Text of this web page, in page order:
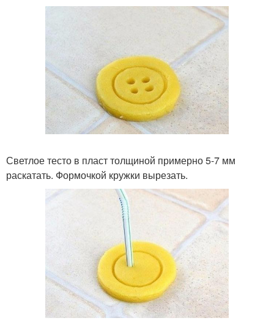
Светлое тесто в пласт толщиной примерно 5-7 мм
раскатать. Формочкой кружки вырезать.